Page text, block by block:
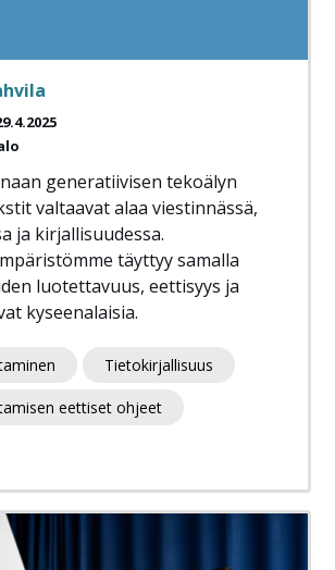
generatiivisen tekoälyn
valtaavat alaa viestinnässä,
ja kirjallisuudessa.
täyttyy samalla
luotettavuus, eettisyys ja
kyseenalaisia.
Tietokirjallisuus
eettiset ohjeet